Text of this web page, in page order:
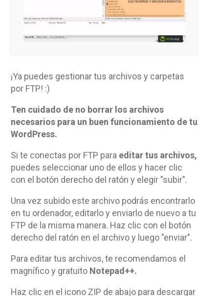
¡Ya puedes gestionar tus archivos y carpetas
por FTP! :)
Ten cuidado de no borrar los archivos
necesarios para un buen funcionamiento de tu
WordPress.
Si te conectas por FTP para editar tus archivos,
puedes seleccionar uno de ellos y hacer clic
con el botón derecho del ratón y elegir "subir".
Una vez subido este archivo podrás encontrarlo
en tu ordenador, editarlo y enviarlo de nuevo a tu
FTP de la misma manera. Haz clic con el botón
derecho del ratón en el archivo y luego "enviar".
Para editar tus archivos, te recomendamos el
magnífico y gratuito Notepad++.
Haz clic en el icono ZIP de abajo para descargar